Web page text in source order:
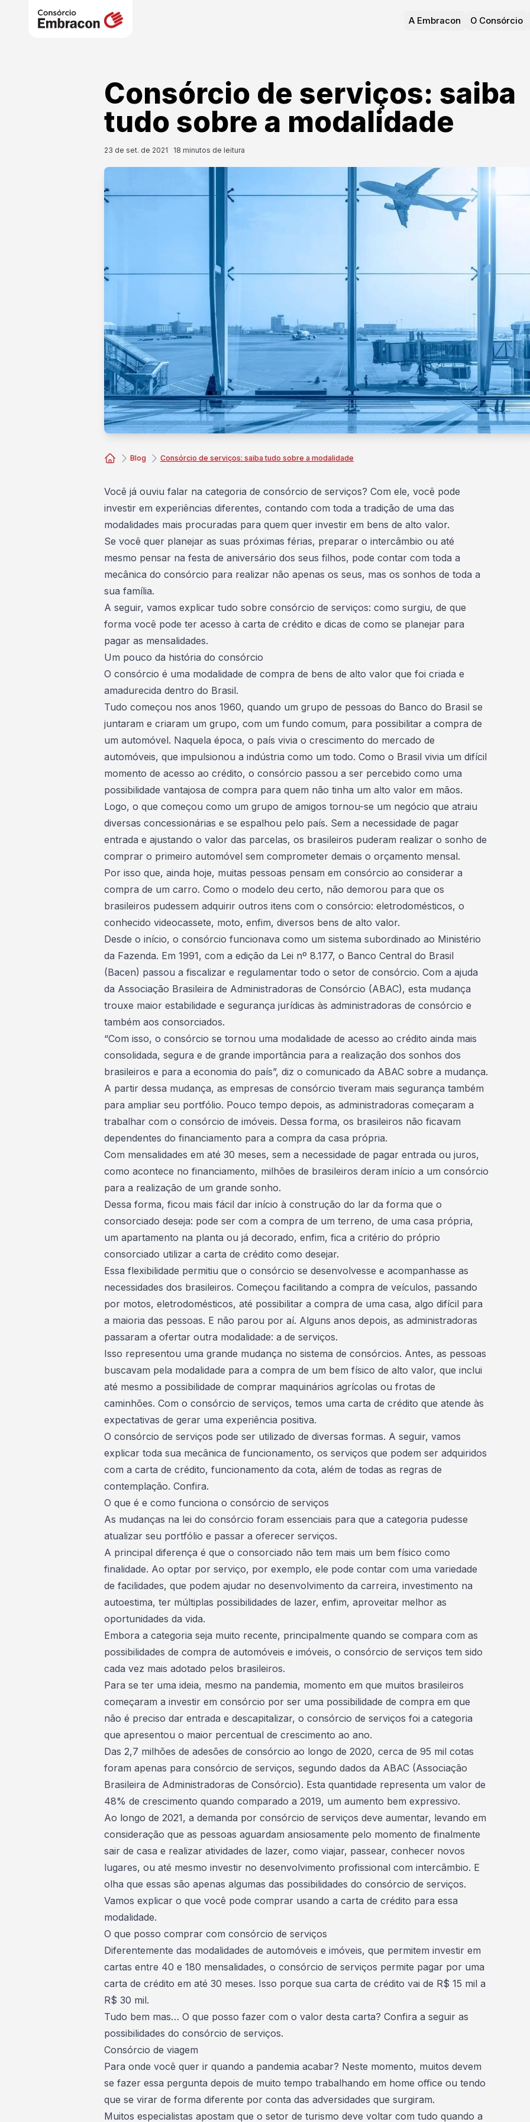
A Embracon O Consórcio
Consórcio de serviços: saiba
tudo sobre a modalidade
23 de set. de 2021 18 minutos de leitura
Blog Consórcio de serviços: saiba tudo sobre a modalidade
Você já ouviu falar na categoria de consórcio de serviços? Com ele, você pode
investir em experiências diferentes, contando com toda a tradição de uma das
modalidades mais procuradas para quem quer investir em bens de alto valor.
Se você quer planejar as suas próximas férias, preparar o intercâmbio ou até
mesmo pensar na festa de aniversário dos seus filhos, pode contar com toda a
mecânica do consórcio para realizar não apenas os seus, mas os sonhos de toda a
sua família.
A seguir, vamos explicar tudo sobre consórcio de serviços: como surgiu, de que
forma você pode ter acesso à carta de crédito e dicas de como se planejar para
pagar as mensalidades.
Um pouco da história do consórcio
O consórcio é uma modalidade de compra de bens de alto valor que foi criada e
amadurecida dentro do Brasil.
Tudo começou nos anos 1960, quando um grupo de pessoas do Banco do Brasil se
juntaram e criaram um grupo, com um fundo comum, para possibilitar a compra de
um automóvel. Naquela época, o país vivia o crescimento do mercado de
automóveis, que impulsionou a indústria como um todo. Como o Brasil vivia um difícil
momento de acesso ao crédito, o consórcio passou a ser percebido como uma
possibilidade vantajosa de compra para quem não tinha um alto valor em mãos.
Logo, o que começou como um grupo de amigos tornou-se um negócio que atraiu
diversas concessionárias e se espalhou pelo país. Sem a necessidade de pagar
entrada e ajustando o valor das parcelas, os brasileiros puderam realizar o sonho de
comprar o primeiro automóvel sem comprometer demais o orçamento mensal.
Por isso que, ainda hoje, muitas pessoas pensam em consórcio ao considerar a
compra de um carro. Como o modelo deu certo, não demorou para que os
brasileiros pudessem adquirir outros itens com o consórcio: eletrodomésticos, o
conhecido videocassete, moto, enfim, diversos bens de alto valor.
Desde o início, o consórcio funcionava como um sistema subordinado ao Ministério
da Fazenda. Em 1991, com a edição da Lei nº 8.177, o Banco Central do Brasil
(Bacen) passou a fiscalizar e regulamentar todo o setor de consórcio. Com a ajuda
da Associação Brasileira de Administradoras de Consórcio (ABAC), esta mudança
trouxe maior estabilidade e segurança jurídicas às administradoras de consórcio e
também aos consorciados.
“Com isso, o consórcio se tornou uma modalidade de acesso ao crédito ainda mais
consolidada, segura e de grande importância para a realização dos sonhos dos
brasileiros e para a economia do país”, diz o comunicado da ABAC sobre a mudança.
A partir dessa mudança, as empresas de consórcio tiveram mais segurança também
para ampliar seu portfólio. Pouco tempo depois, as administradoras começaram a
trabalhar com o consórcio de imóveis. Dessa forma, os brasileiros não ficavam
dependentes do financiamento para a compra da casa própria.
Com mensalidades em até 30 meses, sem a necessidade de pagar entrada ou juros,
como acontece no financiamento, milhões de brasileiros deram início a um consórcio
para a realização de um grande sonho.
Dessa forma, ficou mais fácil dar início à construção do lar da forma que o
consorciado deseja: pode ser com a compra de um terreno, de uma casa própria,
um apartamento na planta ou já decorado, enfim, fica a critério do próprio
consorciado utilizar a carta de crédito como desejar.
Essa flexibilidade permitiu que o consórcio se desenvolvesse e acompanhasse as
necessidades dos brasileiros. Começou facilitando a compra de veículos, passando
por motos, eletrodomésticos, até possibilitar a compra de uma casa, algo difícil para
a maioria das pessoas. E não parou por aí. Alguns anos depois, as administradoras
passaram a ofertar outra modalidade: a de serviços.
Isso representou uma grande mudança no sistema de consórcios. Antes, as pessoas
buscavam pela modalidade para a compra de um bem físico de alto valor, que inclui
até mesmo a possibilidade de comprar maquinários agrícolas ou frotas de
caminhões. Com o consórcio de serviços, temos uma carta de crédito que atende às
expectativas de gerar uma experiência positiva.
O consórcio de serviços pode ser utilizado de diversas formas. A seguir, vamos
explicar toda sua mecânica de funcionamento, os serviços que podem ser adquiridos
com a carta de crédito, funcionamento da cota, além de todas as regras de
contemplação. Confira.
O que é e como funciona o consórcio de serviços
As mudanças na lei do consórcio foram essenciais para que a categoria pudesse
atualizar seu portfólio e passar a oferecer serviços.
A principal diferença é que o consorciado não tem mais um bem físico como
finalidade. Ao optar por serviço, por exemplo, ele pode contar com uma variedade
de facilidades, que podem ajudar no desenvolvimento da carreira, investimento na
autoestima, ter múltiplas possibilidades de lazer, enfim, aproveitar melhor as
oportunidades da vida.
Embora a categoria seja muito recente, principalmente quando se compara com as
possibilidades de compra de automóveis e imóveis, o consórcio de serviços tem sido
cada vez mais adotado pelos brasileiros.
Para se ter uma ideia, mesmo na pandemia, momento em que muitos brasileiros
começaram a investir em consórcio por ser uma possibilidade de compra em que
não é preciso dar entrada e descapitalizar, o consórcio de serviços foi a categoria
que apresentou o maior percentual de crescimento ao ano.
Das 2,7 milhões de adesões de consórcio ao longo de 2020, cerca de 95 mil cotas
foram apenas para consórcio de serviços, segundo dados da ABAC (Associação
Brasileira de Administradoras de Consórcio). Esta quantidade representa um valor de
48% de crescimento quando comparado a 2019, um aumento bem expressivo.
Ao longo de 2021, a demanda por consórcio de serviços deve aumentar, levando em
consideração que as pessoas aguardam ansiosamente pelo momento de finalmente
sair de casa e realizar atividades de lazer, como viajar, passear, conhecer novos
lugares, ou até mesmo investir no desenvolvimento profissional com intercâmbio. E
olha que essas são apenas algumas das possibilidades do consórcio de serviços.
Vamos explicar o que você pode comprar usando a carta de crédito para essa
modalidade.
O que posso comprar com consórcio de serviços
Diferentemente das modalidades de automóveis e imóveis, que permitem investir em
cartas entre 40 e 180 mensalidades, o consórcio de serviços permite pagar por uma
carta de crédito em até 30 meses. Isso porque sua carta de crédito vai de R$ 15 mil a
R$ 30 mil.
Tudo bem mas… O que posso fazer com o valor desta carta? Confira a seguir as
possibilidades do consórcio de serviços.
Consórcio de viagem
Para onde você quer ir quando a pandemia acabar? Neste momento, muitos devem
se fazer essa pergunta depois de muito tempo trabalhando em home office ou tendo
que se virar de forma diferente por conta das adversidades que surgiram.
Muitos especialistas apostam que o setor de turismo deve voltar com tudo quando a